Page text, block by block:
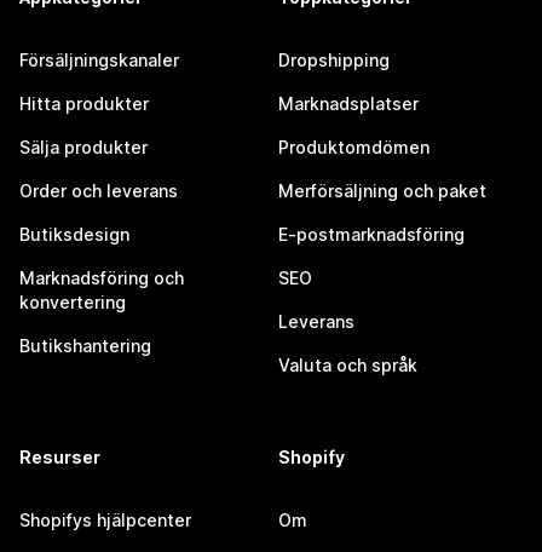
Försäljningskanaler
Hitta produkter
Sälja produkter
Order och leverans
Butiksdesign
Marknadsföring och
konvertering
Butikshantering
Dropshipping
Marknadsplatser
Produktomdömen
Merförsäljning och paket
E-postmarknadsföring
SEO
Leverans
Valuta och språk
Resurser
Shopifys hjälpcenter
Shopify
Om